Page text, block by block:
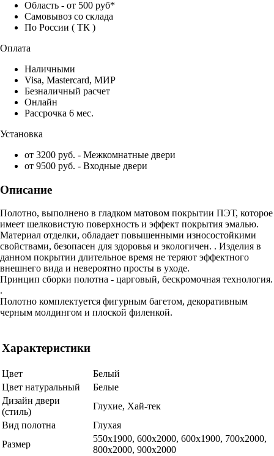
Область - от 500 руб*
Самовывоз со склада
По России ( ТК )
Оплата
Наличными
Visa, Mastercard, МИР
Безналичный расчет
Онлайн
Рассрочка 6 мес.
Установка
от 3200 руб. - Межкомнатные двери
от 9500 руб. - Входные двери
Описание
Полотно, выполнено в гладком матовом покрытии ПЭТ, которое
имеет шелковистую поверхность и эффект покрытия эмалью.
Материал отделки, обладает повышенными износостойкими
свойствами, безопасен для здоровья и экологичен. . Изделия в
данном покрытии длительное время не теряют эффектного
внешнего вида и невероятно просты в уходе.
Принцип сборки полотна - царговый, бескромочная технология.
.
Полотно комплектуется фигурным багетом, декоративным
черным молдингом и плоской филенкой.
Характеристики
Цвет
Белый
Цвет натуральный
Белые
Дизайн двери
(стиль)
Глухие, Хай-тек
Вид полотна
Глухая
Размер
550х1900, 600x2000, 600х1900, 700x2000,
800x2000, 900x2000